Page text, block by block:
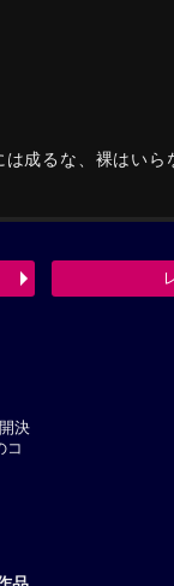
成るな、裸はいら
決
コ